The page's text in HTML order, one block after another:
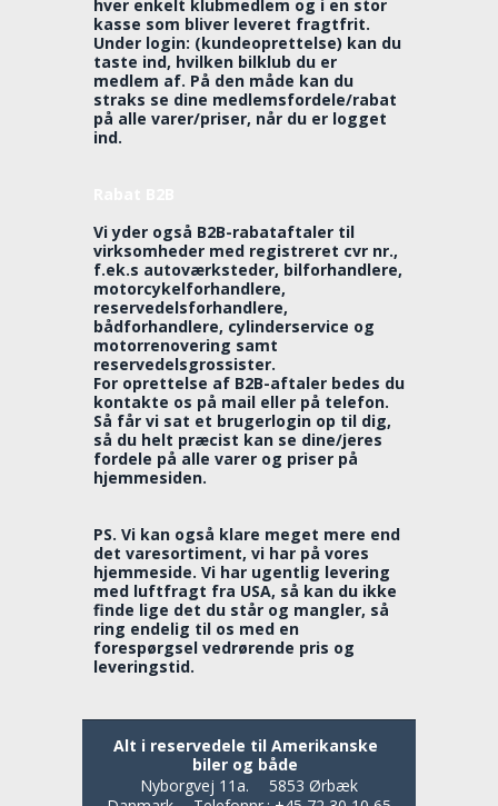
hver enkelt klubmedlem og i en stor
kasse som bliver leveret fragtfrit.
Under login: (kundeoprettelse) kan du
taste ind, hvilken bilklub du er
medlem af. På den måde kan du
straks se dine medlemsfordele/rabat
på alle varer/priser, når du er logget
ind.
Vi yder også B2B-rabataftaler til
virksomheder med registreret cvr nr.,
f.ek.s autoværksteder, bilforhandlere,
motorcykelforhandlere,
reservedelsforhandlere,
bådforhandlere, cylinderservice og
motorrenovering samt
reservedelsgrossister.
For oprettelse af B2B-aftaler bedes du
kontakte os på mail eller på telefon.
Så får vi sat et brugerlogin op til dig,
så du helt præcist kan se dine/jeres
fordele på alle varer og priser på
hjemmesiden.
PS. Vi kan også klare meget mere end
det varesortiment, vi har på vores
hjemmeside. Vi har ugentlig levering
med luftfragt fra USA, så kan du ikke
finde lige det du står og mangler, så
ring endelig til os med en
forespørgsel vedrørende pris og
leveringstid.
Alt i reservedele til Amerikanske
biler og både
Nyborgvej 11a.
5853 Ørbæk